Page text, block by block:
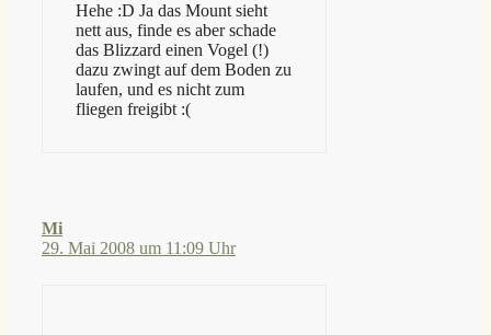
Hehe :D Ja das Mount sieht
nett aus, finde es aber schade
das Blizzard einen Vogel (!)
dazu zwingt auf dem Boden zu
laufen, und es nicht zum
fliegen freigibt :(
Mi
29. Mai 2008 um 11:09 Uhr